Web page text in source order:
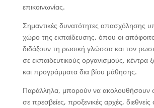
επικοινωνίας.
Σημαντικές δυνατότητες απασχόλησης
χώρο της εκπαίδευσης, όπου οι
διδάξουν τη ρωσική γλώσσα και τον
σε εκπαιδευτικούς οργανισμούς,
και προγράμματα δια βίου μάθησης.
Παράλληλα, μπορούν να ακολουθήσουν
σε πρεσβείες, προξενικές αρχές,